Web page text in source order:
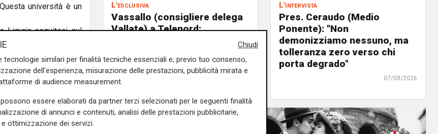
università è un
Liguria seguiteci sul
Facebook
L'esclusiva
Vassallo (consigliere delega
Vallate) a Telenord:
traffico in Valpolcevera"
L'intervista
Pres. Ceraudo (Medio
Ponente): "Non
demonizziamo nessuno, ma
tolleranza zero verso chi
porta degrado"
07/08/2026
Chiudi
tecnologie similari per finalità tecniche essenziali e, previo tuo consenso,
dell'esperienza, misurazione delle prestazioni, pubblicità mirata e
di audience measurement.
essere elaborati da partner terzi selezionati per le seguenti finalità
di annunci e contenuti, analisi delle prestazioni pubblicitarie,
ottimizzazione dei servizi.